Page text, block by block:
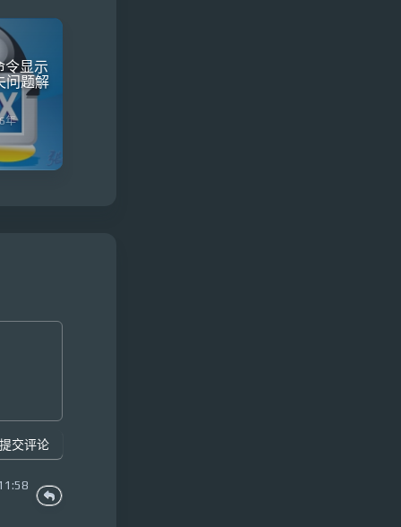
令显示
问题解
年
交评论